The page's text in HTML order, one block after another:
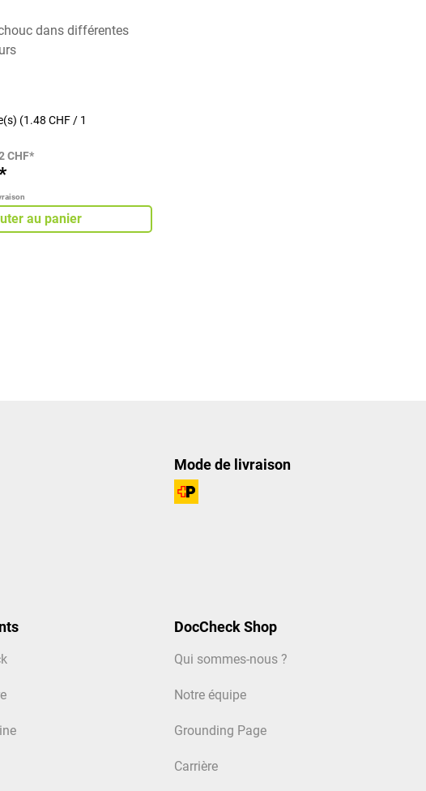
dans différentes
(1.48 CHF / 1
CHF*
au panier
Mode de livraison
DocCheck Shop
Qui sommes-nous ?
Notre équipe
Grounding Page
Carrière